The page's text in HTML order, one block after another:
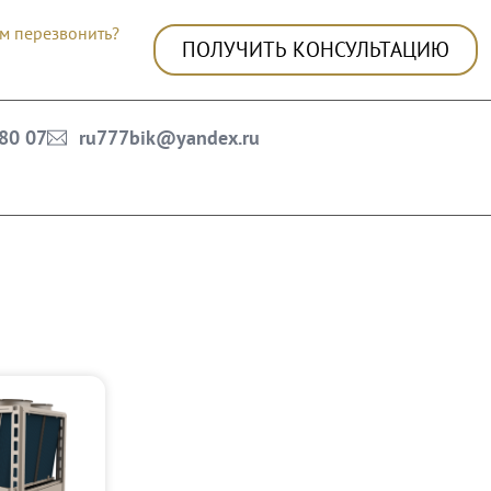
перезвонить?
ПОЛУЧИТЬ КОНСУЛЬТАЦИЮ
07 ru777bik@yandex.ru